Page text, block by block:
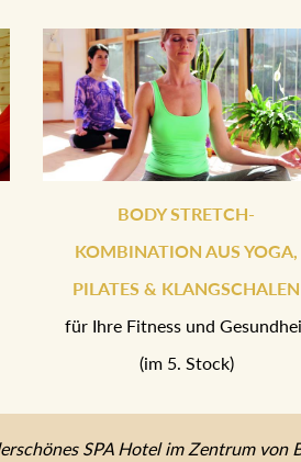
BODY STRETCH-
KOMBINATION AUS YOGA,
PILATES & KLANGSCHALEN
für Ihre Fitness und
(im 5. Stock)
SPA Hotel im Zentrum